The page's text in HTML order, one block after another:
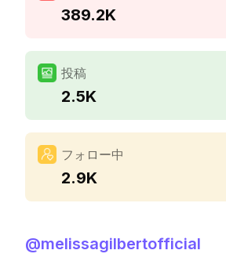
389.2K
投稿
2.5K
フォロー中
2.9K
@melissagilbertofficial